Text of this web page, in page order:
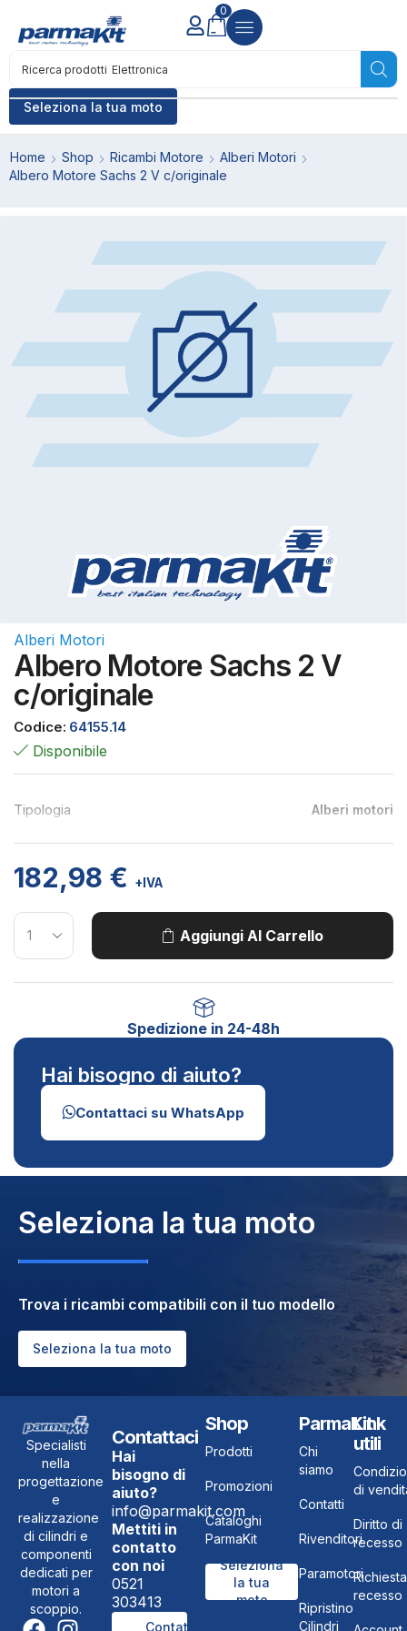
Seleziona la tua moto
Ricerca prodotti Elettronica
0
Home Shop Ricambi Motore
Alberi Motori
Albero Motore Sachs 2 V c/originale
Alberi Motori
Albero Motore Sachs 2 V
c/originale
Codice: 64155.14
Disponibile
Tipologia Alberi motori
182,98 € +IVA
Aggiungi Al Carrello
Spedizione in 24-48h
Hai bisogno di aiuto?
Contattaci su WhatsApp
Seleziona la tua moto
Trova i ricambi compatibili con il tuo modello
Seleziona la tua moto
Specialisti
nella
progettazione
e
realizzazione
di cilindri e
componenti
dedicati per
motori a
scoppio.
Contattaci
Hai
bisogno di
aiuto?
info@parmakit.com
Mettiti in
contatto
con noi
0521
303413
Contattaci
Shop
Prodotti
Promozioni
Cataloghi
ParmaKit
Seleziona
la tua
moto
ParmaKit
Chi
siamo
Contatti
Rivenditori
Paramotori
Ripristino
Cilindri
Link
utili
di
Diritto di
recesso
Richiesta
recesso